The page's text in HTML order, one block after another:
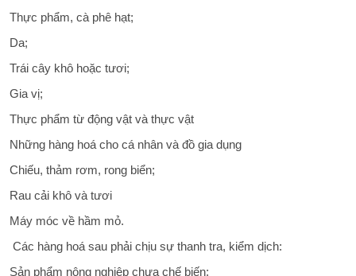
Thực phẩm, cà phê hạt;
Da;
Trái cây khô hoặc tươi;
Gia vị;
Thực phẩm từ động vật và thực vật
Những hàng hoá cho cá nhân và đồ gia dụng
Chiếu, thảm rơm, rong biển;
Rau cải khô và tươi
Máy móc về hầm mỏ.
Các hàng hoá sau phải chịu sự thanh tra, kiểm dịch:
Sản phẩm nông nghiệp chưa chế biến;